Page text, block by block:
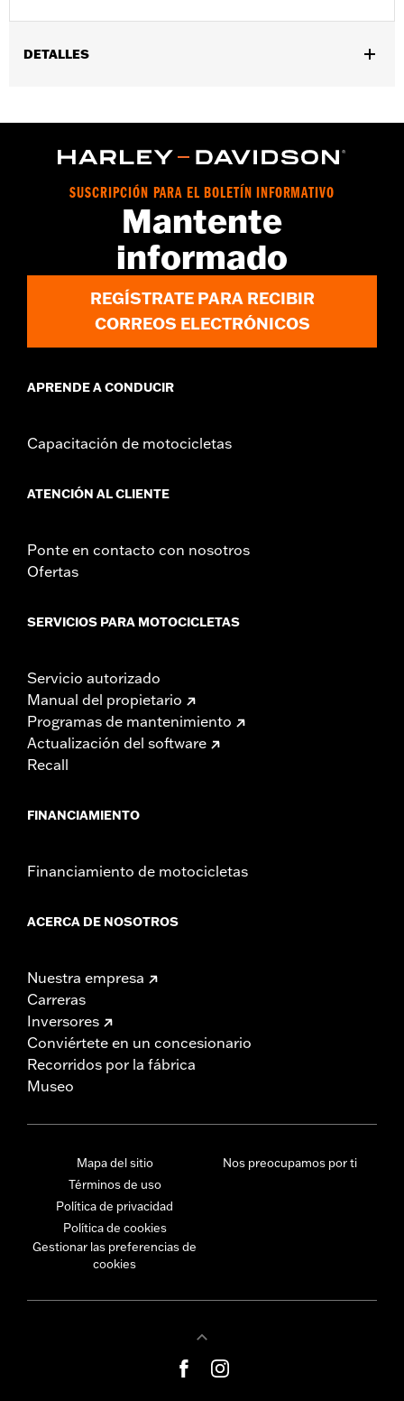
DETALLES
posteriores, FLHX, FLTRX y FLTRXSTSE 2024 y posteriores, ni
FLTRXRRSE 2025 y posteriores.
Installation Instructions
false
Live to Ride
1 año de garantía limitada – Consulta
d.com/warrantypara más información
SUSCRIPCIÓN PARA EL BOLETÍN INFORMATIVO
Mantente
informado
REGÍSTRATE PARA RECIBIR
CORREOS ELECTRÓNICOS
APRENDE A CONDUCIR
Capacitación de motocicletas
ATENCIÓN AL CLIENTE
Ponte en contacto con nosotros
Ofertas
SERVICIOS PARA MOTOCICLETAS
Servicio autorizado
Manual del propietario
Programas de mantenimiento
Actualización del software
Recall
FINANCIAMIENTO
Financiamiento de motocicletas
ACERCA DE NOSOTROS
Nuestra empresa
Carreras
Inversores
Conviértete en un concesionario
Recorridos por la fábrica
Museo
Mapa del sitio
Términos de uso
Política de privacidad
Política de cookies
Gestionar las preferencias de
cookies
Nos preocupamos por ti